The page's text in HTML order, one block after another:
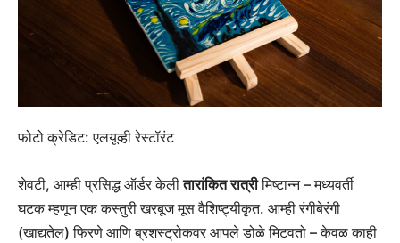
फोटो क्रेडिट: एलयूव्ही रेस्टॉरंट
शेवटी, आम्ही प्रसिद्ध ऑर्डर केलीतारांकित रात्रीमिष्टान्न – मध्यवर्ती
घटक म्हणून एक कस्तुरी खरबूज मूस वैशिष्ट्यीकृत. आम्ही रंगीबेरंगी
(खाद्यतेल) फिरणे आणि ब्रशस्ट्रोकवर आपले डोळे मिटवतो – केवळ काही